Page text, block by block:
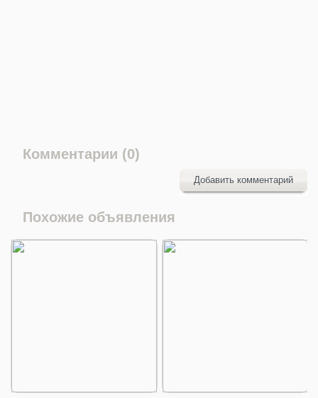
Комментарии (0)
Добавить комментарий
Похожие объявления